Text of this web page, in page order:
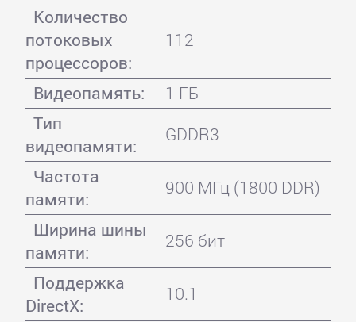
Количество
потоковых
процессоров:
112
Видеопамять:
1 ГБ
Тип
видеопамяти:
GDDR3
Частота
памяти:
900 МГц (1800 DDR)
Ширина шины
памяти:
256 бит
Поддержка
DirectX:
10.1